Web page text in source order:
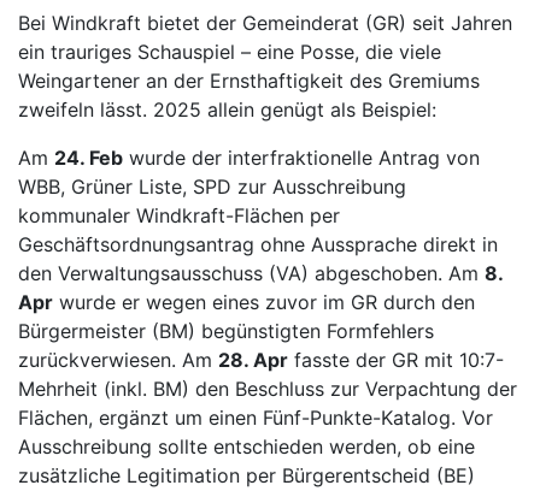
Bei Windkraft bietet der Gemeinderat (GR) seit Jahren
ein trauriges Schauspiel – eine Posse, die viele
Weingartener an der Ernsthaftigkeit des Gremiums
zweifeln lässt. 2025 allein genügt als Beispiel:
Am 24. Feb wurde der interfraktionelle Antrag von
WBB, Grüner Liste, SPD zur Ausschreibung
kommunaler Windkraft-Flächen per
Geschäftsordnungsantrag ohne Aussprache direkt in
den Verwaltungsausschuss (VA) abgeschoben. Am 8.
Apr wurde er wegen eines zuvor im GR durch den
Bürgermeister (BM) begünstigten Formfehlers
zurückverwiesen. Am 28. Apr fasste der GR mit 10:7-
Mehrheit (inkl. BM) den Beschluss zur Verpachtung der
Flächen, ergänzt um einen Fünf-Punkte-Katalog. Vor
Ausschreibung sollte entschieden werden, ob eine
zusätzliche Legitimation per Bürgerentscheid (BE)